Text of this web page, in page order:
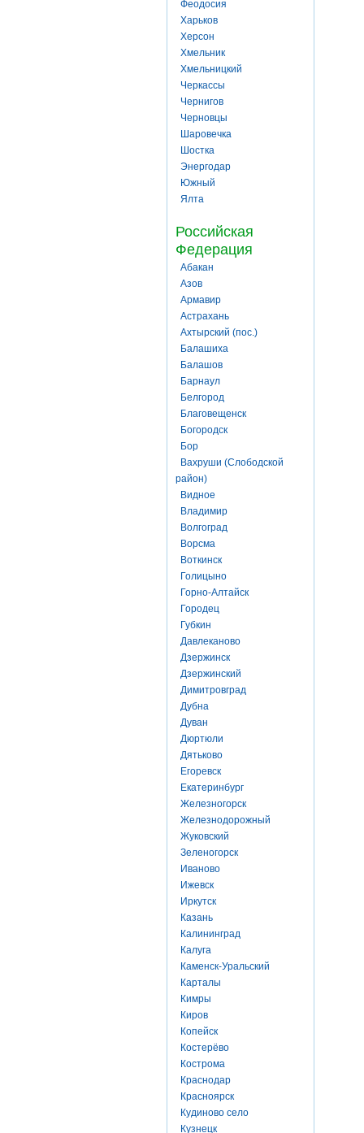
Феодосия
Харьков
Херсон
Хмельник
Хмельницкий
Черкассы
Чернигов
Черновцы
Шаровечка
Шостка
Энергодар
Южный
Ялта
Российская
Федерация
Абакан
Азов
Армавир
Астрахань
Ахтырский (пос.)
Балашиха
Балашов
Барнаул
Белгород
Благовещенск
Богородск
Бор
Вахруши (Слободской
район)
Видное
Владимир
Волгоград
Ворсма
Воткинск
Голицыно
Горно-Алтайск
Городец
Губкин
Давлеканово
Дзержинск
Дзержинский
Димитровград
Дубна
Дуван
Дюртюли
Дятьково
Егоревск
Екатеринбург
Железногорск
Железнодорожный
Жуковский
Зеленогорск
Иваново
Ижевск
Иркутск
Казань
Калининград
Калуга
Каменск-Уральский
Карталы
Кимры
Киров
Копейск
Костерёво
Кострома
Краснодар
Красноярск
Кудиново село
Кузнецк